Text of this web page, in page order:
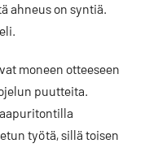
ahneus on syntiä.
moneen otteeseen
puutteita.
työtä, sillä toisen